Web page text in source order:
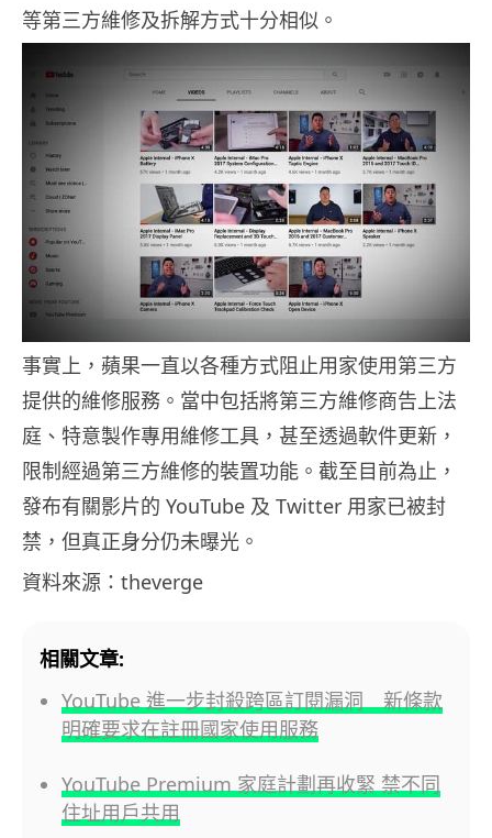
等第三方維修及拆解方式十分相似。
事實上，蘋果一直以各種方式阻止用家使用第三方
提供的維修服務。當中包括將第三方維修商告上法
庭、特意製作專用維修工具，甚至透過軟件更新，
限制經過第三方維修的裝置功能。截至目前為止，
發布有關影片的 YouTube 及 Twitter 用家已被封
禁，但真正身分仍未曝光。
資料來源：theverge
相關文章:
YouTube 進一步封殺跨區訂閱漏洞 新條款
明確要求在註冊國家使用服務
YouTube Premium 家庭計劃再收緊 禁不同
住址用戶共用